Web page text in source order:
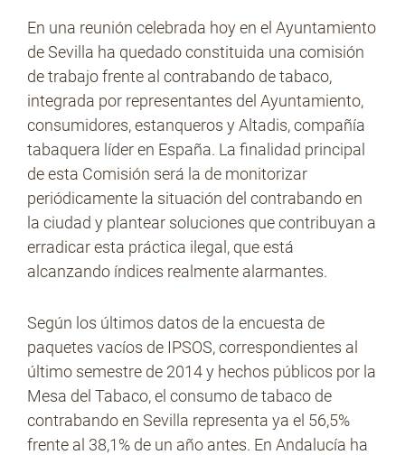
No Contrabando
Prensa
Contacto
En una reunión celebrada hoy en el Ayuntamiento
de Sevilla ha quedado constituida una comisión
de trabajo frente al contrabando de tabaco,
integrada por representantes del Ayuntamiento,
consumidores, estanqueros y Altadis, compañía
tabaquera líder en España. La finalidad principal
de esta Comisión será la de monitorizar
periódicamente la situación del contrabando en
la ciudad y plantear soluciones que contribuyan a
erradicar esta práctica ilegal, que está
alcanzando índices realmente alarmantes.
Según los últimos datos de la encuesta de
paquetes vacíos de IPSOS, correspondientes al
último semestre de 2014 y hechos públicos por la
Mesa del Tabaco, el consumo de tabaco de
contrabando en Sevilla representa ya el 56,5%
frente al 38,1% de un año antes. En Andalucía ha